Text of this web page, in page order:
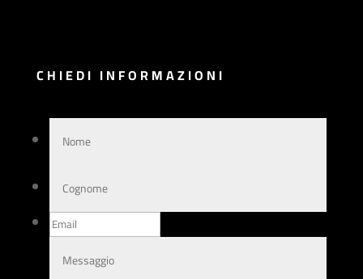
CHIEDI INFORMAZIONI